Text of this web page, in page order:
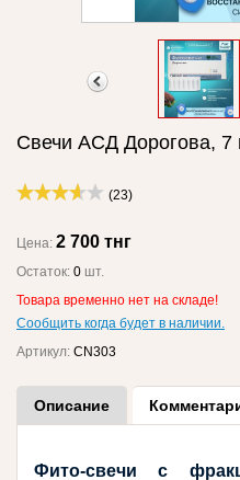
Свечи АСД Дорогова, 7
(23)
Цена: 2 700 тнг
Остаток: 0 шт.
Товара временно нет на складе!
Сообщить когда будет в наличии.
Артикул: CN303
Описание